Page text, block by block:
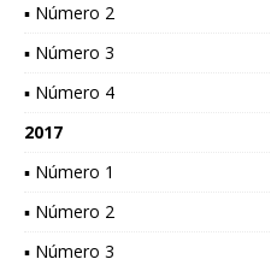
▪ Número 2
▪ Número 3
▪ Número 4
2017
▪ Número 1
▪ Número 2
▪ Número 3